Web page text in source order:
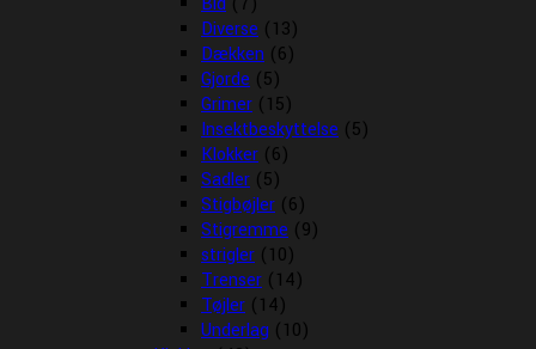
Diverse (13)
Dækken (6)
Gjorde (5)
Grimer (15)
Insektbeskyttelse (5)
Klokker (6)
Sadler (5)
Stigbøjler (6)
Stigremme (9)
strigler (10)
Trenser (14)
Tøjler (14)
Underlag (10)